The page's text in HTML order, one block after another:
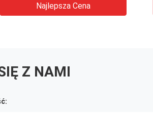
Najlepsza Cena
Z NAMI